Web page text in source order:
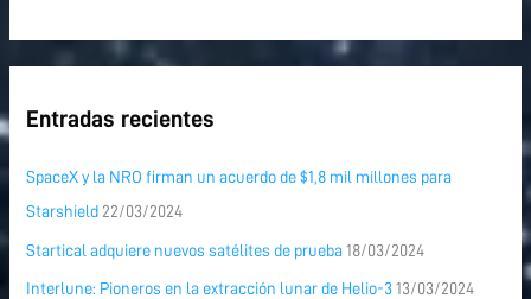
Entradas recientes
SpaceX y la NRO firman un acuerdo de $1,8 mil millones para
Starshield 22/03/2024
Startical adquiere nuevos satélites de prueba 18/03/2024
Interlune: Pioneros en la extracción lunar de Helio-3 13/03/2024